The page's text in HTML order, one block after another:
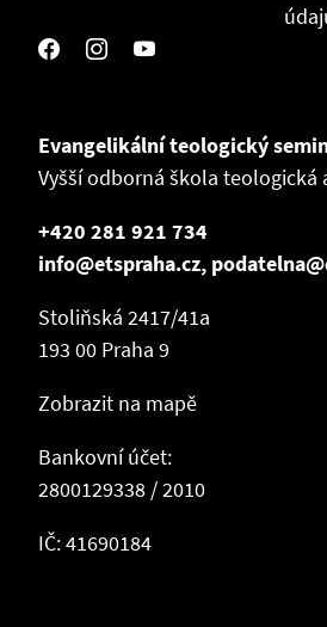
Evangelikální teologický
Vyšší odborná škola teologická
+420 281 921 734
info@etspraha.cz,
Stoliňská 2417/41a
193 00 Praha 9
Zobrazit na mapě
Bankovní účet:
2800129338 / 2010
IČ: 41690184